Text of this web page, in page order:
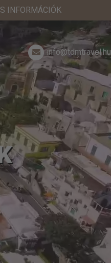
INFORMÁCIÓK
info@tdmtravel.hu